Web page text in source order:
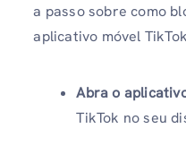
a passo sobre como
aplicativo móvel
Abra o
TikTok no seu